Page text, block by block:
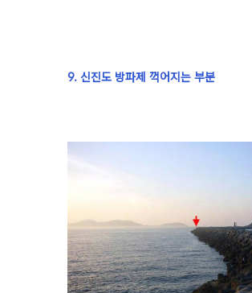
9. 신진도 방파제 꺽어지는 부분